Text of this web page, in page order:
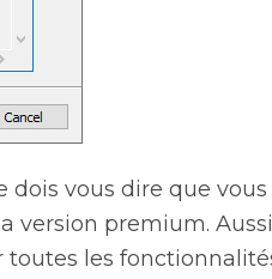
dois vous dire que
version premium.
toutes les